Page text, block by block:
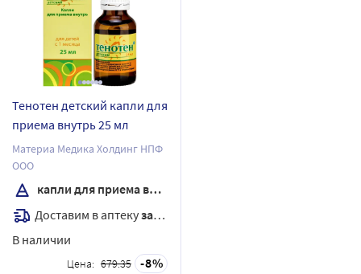
Тенотен детский капли для
приема внутрь 25 мл
Материа Медика Холдинг НПФ
ООО
капли для приема внутрь
Доставим в аптекузавтра
В наличии
Цена: 679.35 8